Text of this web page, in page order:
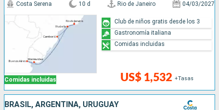
Comidas incluidas
Costa Serena 10 d Rio de Janeiro 04/03/2027
US$ 1,532 +Tasas
Club de niños gratis desde los 3
Gastronomía italiana
Comidas incluidas
BRASIL, ARGENTINA, URUGUAY